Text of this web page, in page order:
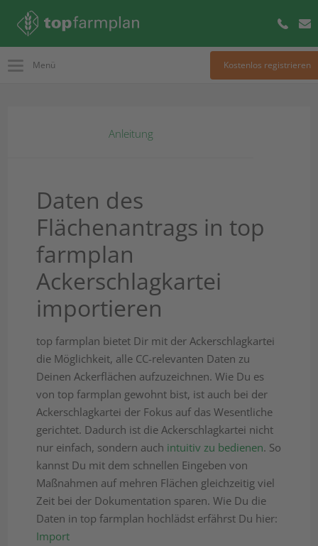
Menü Kostenlos registrieren
Anleitung
Daten des
Flächenantrags in top
farmplan
Ackerschlagkartei
importieren
top farmplan bietet Dir mit der Ackerschlagkartei
die Möglichkeit, alle CC-relevanten Daten zu
Deinen Ackerflächen aufzuzeichnen. Wie Du es
von top farmplan gewohnt bist, ist auch bei der
Ackerschlagkartei der Fokus auf das Wesentliche
gerichtet. Dadurch ist die Ackerschlagkartei nicht
nur einfach, sondern auch intuitiv zu bedienen. So
kannst Du mit dem schnellen Eingeben von
Maßnahmen auf mehren Flächen gleichzeitig viel
Zeit bei der Dokumentation sparen. Wie Du die
Daten in top farmplan hochlädst erfährst Du hier:
Import